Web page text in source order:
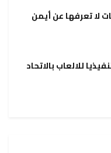
معلومات لا تعرفها عن أيمن
للالعاب بالاتحاد